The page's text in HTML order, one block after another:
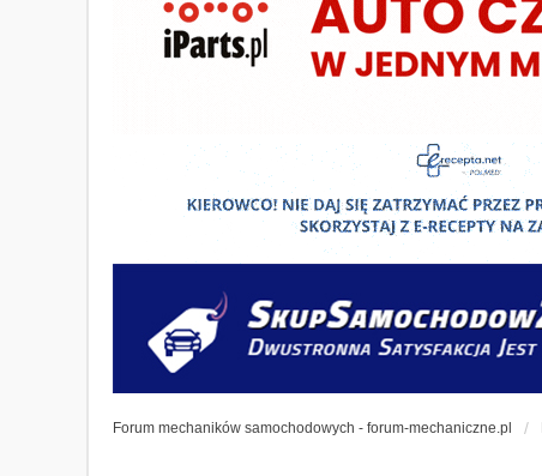
Forum mechaników samochodowych - forum-mechaniczne.pl